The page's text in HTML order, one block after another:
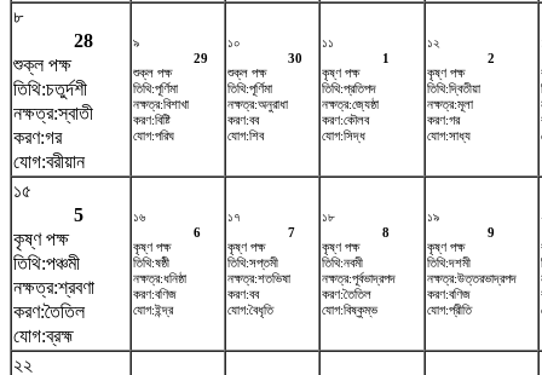
৮
28
শুক্ল পক্ষ
তিথি:চতুর্দশী
নক্ষত্র:স্বাতী
করণ:গর
যোগ:বরীয়ান
৯
29
শুক্ল পক্ষ
তিথি:পূর্ণিমা
নক্ষত্র:বিশাখা
করণ:বিষ্টি
যোগ:পরিঘ
১০
30
শুক্ল পক্ষ
তিথি:পূর্ণিমা
নক্ষত্র:অনুরাধা
করণ:বব
যোগ:শিব
১১
1
কৃষ্ণ পক্ষ
তিথি:প্রতিপদ
নক্ষত্র:জ্যেষ্ঠা
করণ:কৌলব
যোগ:সিদ্ধ
১২
2
কৃষ্ণ পক্ষ
তিথি:দ্বিতীয়া
নক্ষত্র:মূলা
করণ:গর
যোগ:সাধ্য
১৫
5
কৃষ্ণ পক্ষ
তিথি:পঞ্চমী
নক্ষত্র:শ্রবণা
করণ:তৈতিল
যোগ:ব্রহ্ম
১৬
6
কৃষ্ণ পক্ষ
তিথি:ষষ্ঠী
নক্ষত্র:ধনিষ্ঠা
করণ:বণিজ
যোগ:ইন্দ্র
১৭
7
কৃষ্ণ পক্ষ
তিথি:সপ্তমী
নক্ষত্র:শতভিষ‌া
করণ:বব
যোগ:বৈধৃতি
১৮
8
কৃষ্ণ পক্ষ
তিথি:নবমী
নক্ষত্র:পূর্বভাদ্রপদ
করণ:তৈতিল
যোগ:বিষ্কুম্ভ
১৯
9
কৃষ্ণ পক্ষ
তিথি:দশমী
নক্ষত্র:উত্তরভাদ্রপদ
করণ:বণিজ
যোগ:প্রীতি
২২